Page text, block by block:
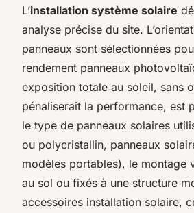
L’installation système solaire
analyse précise du site.
panneaux sont sélectionnées
rendement panneaux
exposition totale au soleil, sans
pénaliserait la performance, est
le type de panneaux solaires
ou polycristallin, panneaux
modèles portables), le montage
au sol ou fixés à une structure
accessoires installation solaire,